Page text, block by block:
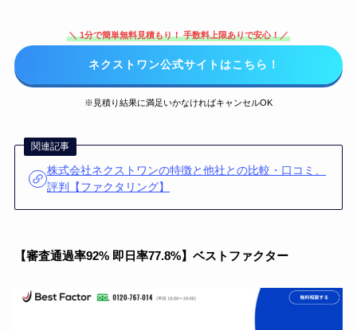
＼ 1分で簡単無料見積もり！ 手数料上限ありで安心！／
ネクストワン公式サイトはこちら！
※見積り結果に満足いかなければキャンセルOK
関連記事
株式会社ネクストワンの特徴と他社との比較・口コミ、
評判【ファクタリング】
【審査通過率92% 即日率77.8%】ベストファクター